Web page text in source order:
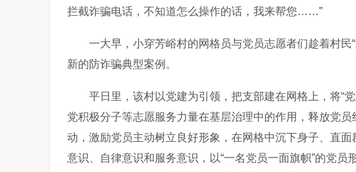
拦截诈骗电话，不知道怎么操作的话，我来帮您……”
一大早，小穿芳峪村的网格员与党员志愿者们趁着村民
新的防诈骗典型案例。
平日里， 该村以党建为引领，把支部建在网格上，将“
党积极分子等志愿服务力量在基层治理中的作用，释放党员
动，激励党员主动树立良好形象，在网格中沉下身子、直
意识、自律意识和服务意识，以“一名党员一面旗帜”的党